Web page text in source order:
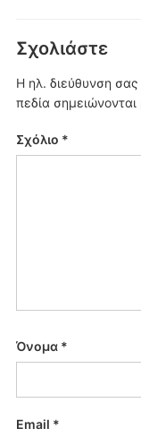
Σχολιάστε
Η ηλ. διεύθυνση σας
πεδία σημειώνονται
Σχόλιο *
Όνομα *
Email *